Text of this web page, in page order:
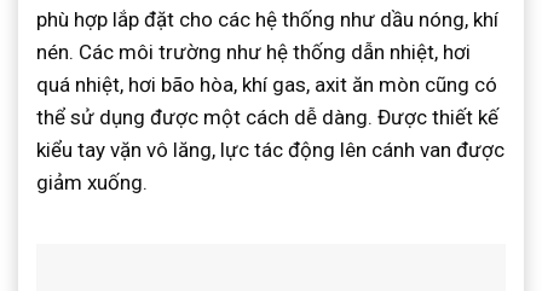
phù hợp lắp đặt cho các hệ thống như dầu nóng, khí
nén. Các môi trường như hệ thống dẫn nhiệt, hơi
quá nhiệt, hơi bão hòa, khí gas, axit ăn mòn cũng có
thể sử dụng được một cách dễ dàng. Được thiết kế
kiểu tay vặn vô lăng, lực tác động lên cánh van được
giảm xuống.